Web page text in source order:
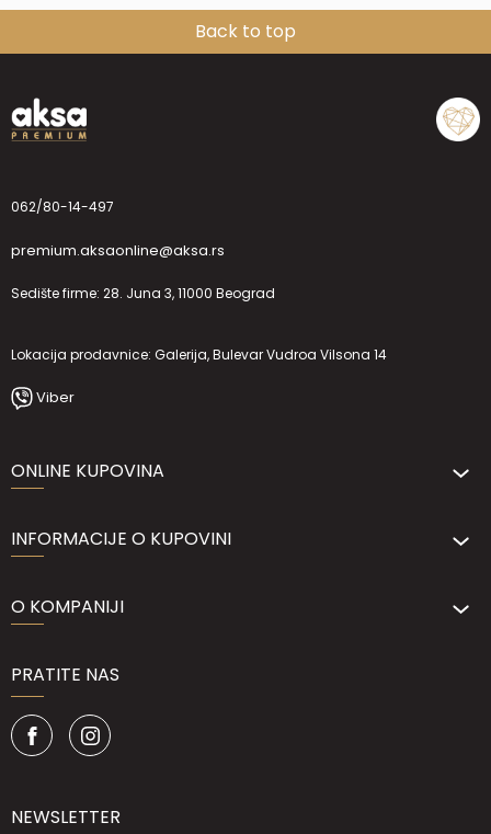
Back to top
062/80-14-497
premium.aksaonline@aksa.rs
Sedište firme: 28. Juna 3, 11000 Beograd
Lokacija prodavnice: Galerija, Bulevar Vudroa Vilsona 14
Viber
ONLINE KUPOVINA
INFORMACIJE O KUPOVINI
O KOMPANIJI
PRATITE NAS
NEWSLETTER